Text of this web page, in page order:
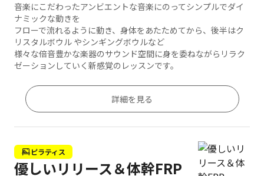
音楽にこだわったアンビエントな音楽にのってシンプルでダイ
ナミックな動きを
フローで流れるように動き、身体をあたためてから、後半はク
リスタルボウル やシンギングボウルなど
様々な倍音豊かな楽器のサウンド空間に身を委ねながらリラク
ゼーションしていく新感覚のレッスンです。
詳細を見る
ピラティス
優しいリリース＆体幹FRP